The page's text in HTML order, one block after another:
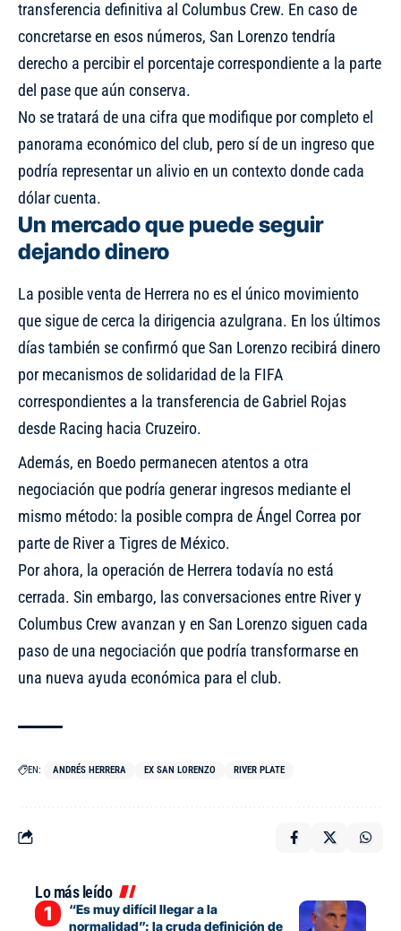
transferencia definitiva al Columbus Crew. En caso de
concretarse en esos números, San Lorenzo tendría
derecho a percibir el porcentaje correspondiente a la parte
del pase que aún conserva.
No se tratará de una cifra que modifique por completo el
panorama económico del club, pero sí de un ingreso que
podría representar un alivio en un contexto donde cada
dólar cuenta.
Un mercado que puede seguir
dejando dinero
La posible venta de Herrera no es el único movimiento
que sigue de cerca la dirigencia azulgrana. En los últimos
días también se confirmó que San Lorenzo recibirá dinero
por mecanismos de solidaridad de la FIFA
correspondientes a la transferencia de Gabriel Rojas
desde Racing hacia Cruzeiro.
Además, en Boedo permanecen atentos a otra
negociación que podría generar ingresos mediante el
mismo método: la posible compra de Ángel Correa por
parte de River a Tigres de México.
Por ahora, la operación de Herrera todavía no está
cerrada. Sin embargo, las conversaciones entre River y
Columbus Crew avanzan y en San Lorenzo siguen cada
paso de una negociación que podría transformarse en
una nueva ayuda económica para el club.
EN: ANDRÉS HERRERA EX SAN LORENZO RIVER PLATE
Lo más leído
“Es muy difícil llegar a la
normalidad”: la cruda definición de